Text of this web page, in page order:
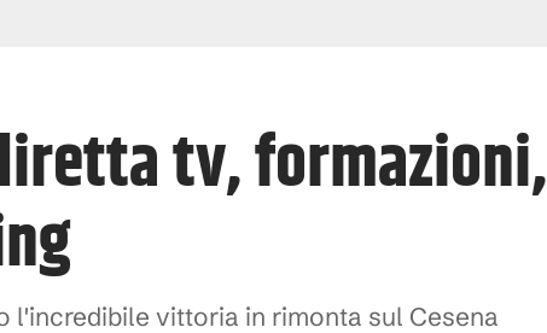
tv, formazioni,
l'incredibile vittoria in rimonta sul Cesena